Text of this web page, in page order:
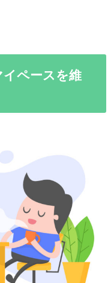
ペースを維